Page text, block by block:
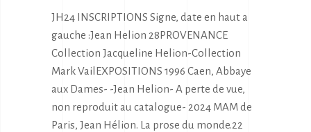
JH24 INSCRIPTIONS Signe, date en haut a
gauche :Jean Helion 28PROVENANCE
Collection Jacqueline Helion-Collection
Mark VailEXPOSITIONS 1996 Caen, Abbaye
aux Dames- -Jean Helion- A perte de vue,
non reproduit au catalogue- 2024 MAM de
Paris, Jean Hélion. La prose du monde.22